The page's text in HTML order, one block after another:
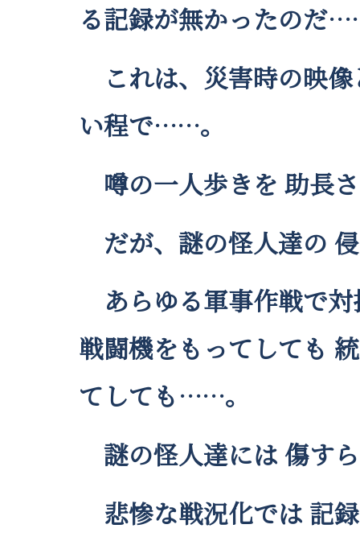
る記録が無かったのだ
これは、災害時の映
い程で……。
噂の一人歩きを 助長
だが、謎の怪人達の
あらゆる軍事作戦で
戦闘機をもってしても
てしても……。
謎の怪人達には 傷す
悲惨な戦況化では 記